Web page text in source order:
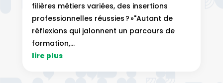
filières métiers variées, des insertions
professionnelles réussies ? »"Autant de
réflexions qui jalonnent un parcours de
formation,...
lire plus